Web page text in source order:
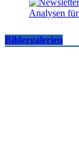
Bildergalerien